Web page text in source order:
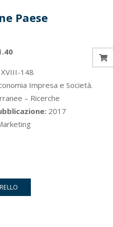
Paese
Il
attuale
è:
€11.40.
XVIII-148
Impresa e Società.
– Ricerche
2017